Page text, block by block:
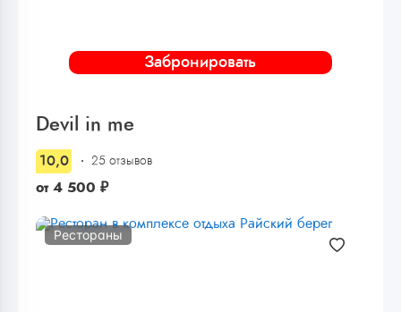
Забронировать
Devil in me
10,0 25 отзывов
от 4 500 ₽
Рестораны